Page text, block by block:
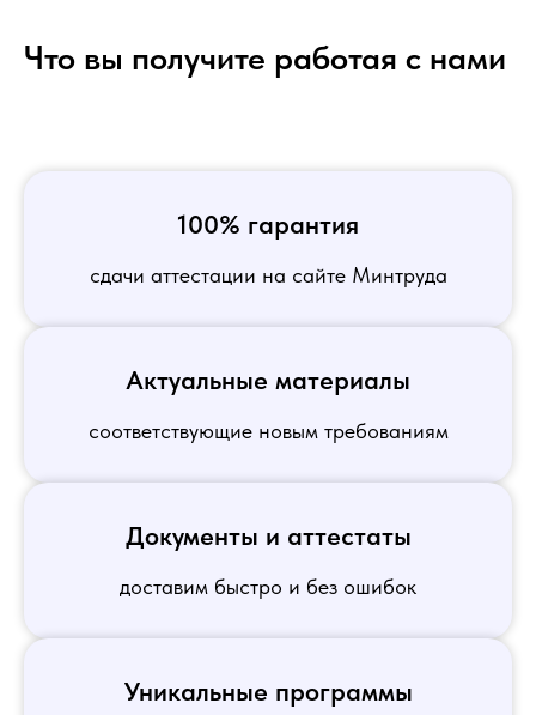
Что вы получите работая с нами
100% гарантия
сдачи аттестации на сайте Минтруда
Актуальные материалы
соответствующие новым требованиям
Документы и аттестаты
доставим быстро и без ошибок
Уникальные программы